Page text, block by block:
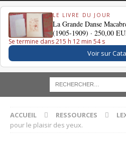
LE LIVRE DU JOUR
La Grande Danse
(1905-1909) ·250,00
Se termine dans 215 h 12 min 54 s
Voir sur
ACCUEIL RESSOURCES
pour le plaisir des yeux.